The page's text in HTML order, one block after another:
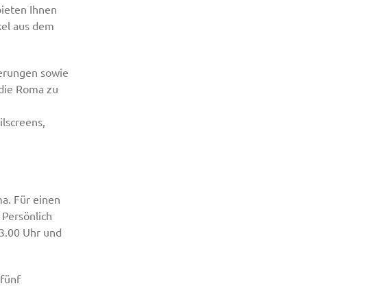
Ihnen
aus dem
sowie
Roma zu
Für einen
Uhr und